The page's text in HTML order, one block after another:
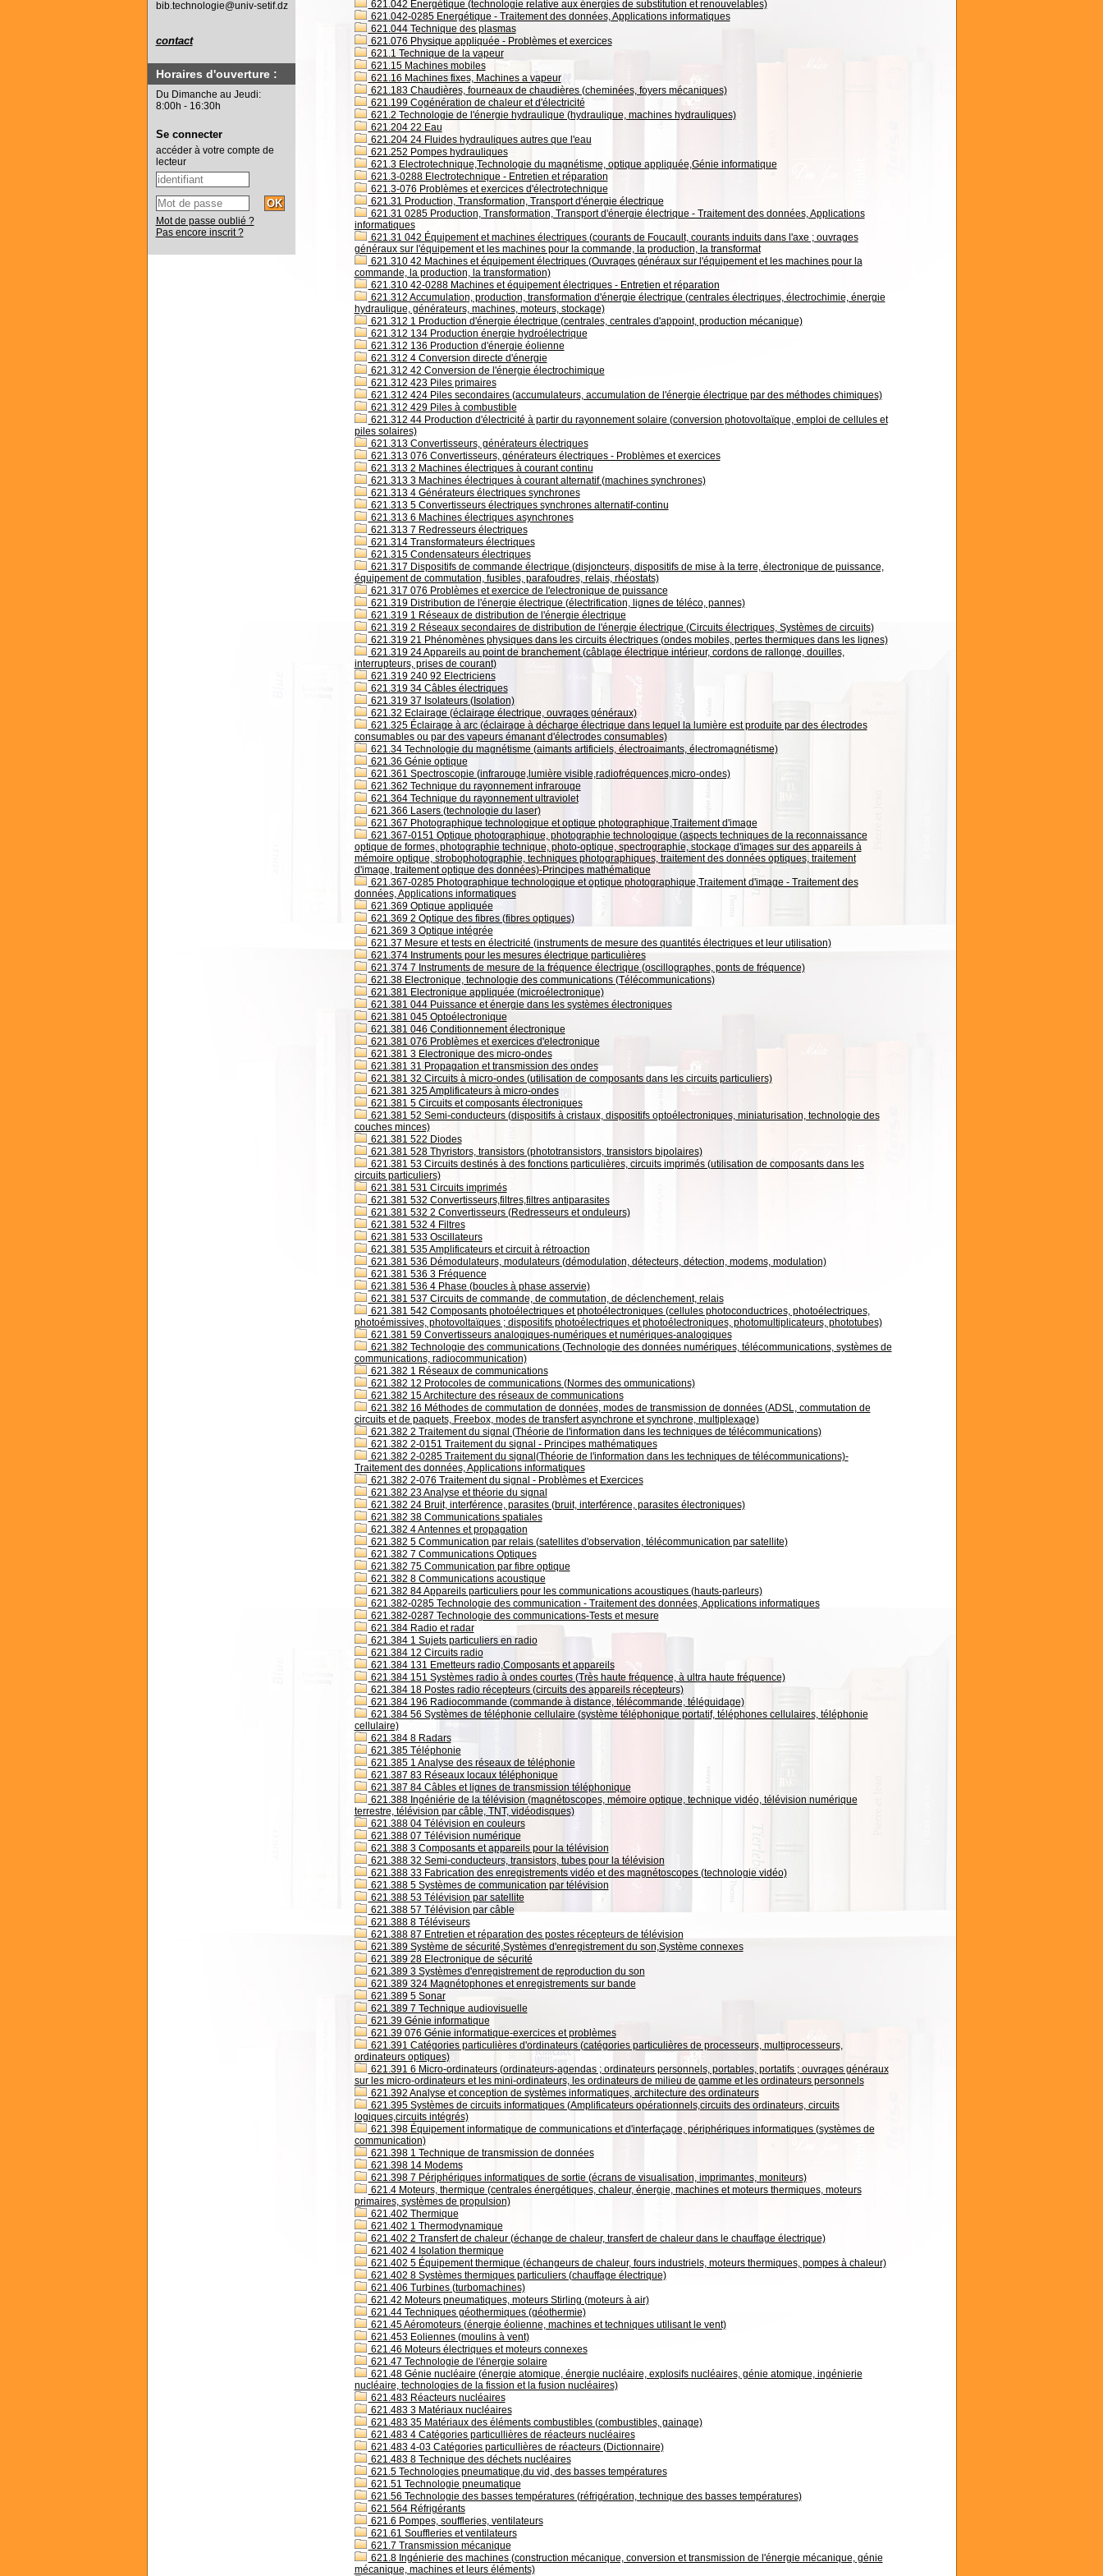
621.042 Énergétique (technologie relative aux énergies de substitution et renouvelables)
621.042-0285 Energétique - Traitement des données, Applications informatiques
621.044 Technique des plasmas
621.076 Physique appliquée - Problèmes et exercices
621.1 Technique de la vapeur
621.15 Machines mobiles
621.16 Machines fixes, Machines a vapeur
621.183 Chaudières, fourneaux de chaudières (cheminées, foyers mécaniques)
621.199 Cogénération de chaleur et d'électricité
621.2 Technologie de l'énergie hydraulique (hydraulique, machines hydrauliques)
621.204 22 Eau
621.204 24 Fluides hydrauliques autres que l'eau
621.252 Pompes hydrauliques
621.3 Electrotechnique,Technologie du magnétisme, optique appliquée,Génie informatique
621.3-0288 Electrotechnique - Entretien et réparation
621.3-076 Problèmes et exercices d'électrotechnique
621.31 Production, Transformation, Transport d'énergie électrique
621.31 0285 Production, Transformation, Transport d'énergie électrique - Traitement des données, Applications
informatiques
621.31 042 Équipement et machines électriques (courants de Foucault, courants induits dans l'axe ; ouvrages
généraux sur l'équipement et les machines pour la commande, la production, la transformat
621.310 42 Machines et équipement électriques (Ouvrages généraux sur l'équipement et les machines pour la
commande, la production, la transformation)
621.310 42-0288 Machines et équipement électriques - Entretien et réparation
621.312 Accumulation, production, transformation d'énergie électrique (centrales électriques, électrochimie, énergie
hydraulique, générateurs, machines, moteurs, stockage)
621.312 1 Production d'énergie électrique (centrales, centrales d'appoint, production mécanique)
621.312 134 Production énergie hydroélectrique
621.312 136 Production d'énergie éolienne
621.312 4 Conversion directe d'énergie
621.312 42 Conversion de l'énergie électrochimique
621.312 423 Piles primaires
621.312 424 Piles secondaires (accumulateurs, accumulation de l'énergie électrique par des méthodes chimiques)
621.312 429 Piles à combustible
621.312 44 Production d'électricité à partir du rayonnement solaire (conversion photovoltaïque, emploi de cellules et
piles solaires)
621.313 Convertisseurs, générateurs électriques
621.313 076 Convertisseurs, générateurs électriques - Problèmes et exercices
621.313 2 Machines électriques à courant continu
621.313 3 Machines électriques à courant alternatif (machines synchrones)
621.313 4 Générateurs électriques synchrones
621.313 5 Convertisseurs électriques synchrones alternatif-continu
621.313 6 Machines électriques asynchrones
621.313 7 Redresseurs électriques
621.314 Transformateurs électriques
621.315 Condensateurs électriques
621.317 Dispositifs de commande électrique (disjoncteurs, dispositifs de mise à la terre, électronique de puissance,
équipement de commutation, fusibles, parafoudres, relais, rhéostats)
621.317 076 Problèmes et exercice de l'electronique de puissance
621.319 Distribution de l'énergie électrique (électrification, lignes de téléco, pannes)
621.319 1 Réseaux de distribution de l'énergie électrique
621.319 2 Réseaux secondaires de distribution de l'énergie électrique (Circuits électriques, Systèmes de circuits)
621.319 21 Phénomènes physiques dans les circuits électriques (ondes mobiles, pertes thermiques dans les lignes)
621.319 24 Appareils au point de branchement (câblage électrique intérieur, cordons de rallonge, douilles,
interrupteurs, prises de courant)
621.319 240 92 Electriciens
621.319 34 Câbles électriques
621.319 37 Isolateurs (Isolation)
621.32 Eclairage (éclairage électrique, ouvrages généraux)
621.325 Éclairage à arc (éclairage à décharge électrique dans lequel la lumière est produite par des électrodes
consumables ou par des vapeurs émanant d'électrodes consumables)
621.34 Technologie du magnétisme (aimants artificiels, électroaimants, électromagnétisme)
621.36 Génie optique
621.361 Spectroscopie (infrarouge,lumière visible,radiofréquences,micro-ondes)
621.362 Technique du rayonnement infrarouge
621.364 Technique du rayonnement ultraviolet
621.366 Lasers (technologie du laser)
621.367 Photographique technologique et optique photographique,Traitement d'image
621.367-0151 Optique photographique, photographie technologique (aspects techniques de la reconnaissance
optique de formes, photographie technique, photo-optique, spectrographie, stockage d'images sur des appareils à
mémoire optique, strobophotographie, techniques photographiques, traitement des données optiques, traitement
d'image, traitement optique des données)-Principes mathématique
621.367-0285 Photographique technologique et optique photographique,Traitement d'image - Traitement des
données, Applications informatiques
621.369 Optique appliquée
621.369 2 Optique des fibres (fibres optiques)
621.369 3 Optique intégrée
621.37 Mesure et tests en électricité (instruments de mesure des quantités électriques et leur utilisation)
621.374 Instruments pour les mesures électrique particulières
621.374 7 Instruments de mesure de la fréquence électrique (oscillographes, ponts de fréquence)
621.38 Electronique, technologie des communications (Télécommunications)
621.381 Electronique appliquée (microélectronique)
621.381 044 Puissance et énergie dans les systèmes électroniques
621.381 045 Optoélectronique
621.381 046 Conditionnement électronique
621.381 076 Problèmes et exercices d'electronique
621.381 3 Electronique des micro-ondes
621.381 31 Propagation et transmission des ondes
621.381 32 Circuits à micro-ondes (utilisation de composants dans les circuits particuliers)
621.381 325 Amplificateurs à micro-ondes
621.381 5 Circuits et composants électroniques
621.381 52 Semi-conducteurs (dispositifs à cristaux, dispositifs optoélectroniques, miniaturisation, technologie des
couches minces)
621.381 522 Diodes
621.381 528 Thyristors, transistors (phototransistors, transistors bipolaires)
621.381 53 Circuits destinés à des fonctions particulières, circuits imprimés (utilisation de composants dans les
circuits particuliers)
621.381 531 Circuits imprimés
621.381 532 Convertisseurs,filtres,filtres antiparasites
621.381 532 2 Convertisseurs (Redresseurs et onduleurs)
621.381 532 4 Filtres
621.381 533 Oscillateurs
621.381 535 Amplificateurs et circuit à rétroaction
621.381 536 Démodulateurs, modulateurs (démodulation, détecteurs, détection, modems, modulation)
621.381 536 3 Fréquence
621.381 536 4 Phase (boucles à phase asservie)
621.381 537 Circuits de commande, de commutation, de déclenchement, relais
621.381 542 Composants photoélectriques et photoélectroniques (cellules photoconductrices, photoélectriques,
photoémissives, photovoltaïques ; dispositifs photoélectriques et photoélectroniques, photomultiplicateurs, phototubes)
621.381 59 Convertisseurs analogiques-numériques et numériques-analogiques
621.382 Technologie des communications (Technologie des données numériques, télécommunications, systèmes de
communications, radiocommunication)
621.382 1 Réseaux de communications
621.382 12 Protocoles de communications (Normes des ommunications)
621.382 15 Architecture des réseaux de communications
621.382 16 Méthodes de commutation de données, modes de transmission de données (ADSL, commutation de
circuits et de paquets, Freebox, modes de transfert asynchrone et synchrone, multiplexage)
621.382 2 Traitement du signal (Théorie de l'information dans les techniques de télécommunications)
621.382 2-0151 Traitement du signal - Principes mathématiques
621.382 2-0285 Traitement du signal(Théorie de l'information dans les techniques de télécommunications)-
Traitement des données, Applications informatiques
621.382 2-076 Traitement du signal - Problèmes et Exercices
621.382 23 Analyse et théorie du signal
621.382 24 Bruit, interférence, parasites (bruit, interférence, parasites électroniques)
621.382 38 Communications spatiales
621.382 4 Antennes et propagation
621.382 5 Communication par relais (satellites d'observation, télécommunication par satellite)
621.382 7 Communications Optiques
621.382 75 Communication par fibre optique
621.382 8 Communications acoustique
621.382 84 Appareils particuliers pour les communications acoustiques (hauts-parleurs)
621.382-0285 Technologie des communication - Traitement des données, Applications informatiques
621.382-0287 Technologie des communications-Tests et mesure
621.384 Radio et radar
621.384 1 Sujets particuliers en radio
621.384 12 Circuits radio
621.384 131 Emetteurs radio,Composants et appareils
621.384 151 Systèmes radio à ondes courtes (Très haute fréquence, à ultra haute fréquence)
621.384 18 Postes radio récepteurs (circuits des appareils récepteurs)
621.384 196 Radiocommande (commande à distance, télécommande, téléguidage)
621.384 56 Systèmes de téléphonie cellulaire (système téléphonique portatif, téléphones cellulaires, téléphonie
cellulaire)
621.384 8 Radars
621.385 Téléphonie
621.385 1 Analyse des réseaux de téléphonie
621.387 83 Réseaux locaux téléphonique
621.387 84 Câbles et lignes de transmission téléphonique
621.388 Ingéniérie de la télévision (magnétoscopes, mémoire optique, technique vidéo, télévision numérique
terrestre, télévision par câble, TNT, vidéodisques)
621.388 04 Télévision en couleurs
621.388 07 Télévision numérique
621.388 3 Composants et appareils pour la télévision
621.388 32 Semi-conducteurs, transistors, tubes pour la télévision
621.388 33 Fabrication des enregistrements vidéo et des magnétoscopes (technologie vidéo)
621.388 5 Systèmes de communication par télévision
621.388 53 Télévision par satellite
621.388 57 Télévision par câble
621.388 8 Téléviseurs
621.388 87 Entretien et réparation des postes récepteurs de télévision
621.389 Système de sécurité,Systèmes d'enregistrement du son,Système connexes
621.389 28 Electronique de sécurité
621.389 3 Systèmes d'enregistrement de reproduction du son
621.389 324 Magnétophones et enregistrements sur bande
621.389 5 Sonar
621.389 7 Technique audiovisuelle
621.39 Génie informatique
621.39 076 Génie informatique-exercices et problèmes
621.391 Catégories particulières d'ordinateurs (catégories particulières de processeurs, multiprocesseurs,
ordinateurs optiques)
621.391 6 Micro-ordinateurs (ordinateurs-agendas ; ordinateurs personnels, portables, portatifs ; ouvrages généraux
sur les micro-ordinateurs et les mini-ordinateurs, les ordinateurs de milieu de gamme et les ordinateurs personnels
621.392 Analyse et conception de systèmes informatiques, architecture des ordinateurs
621.395 Systèmes de circuits informatiques (Amplificateurs opérationnels,circuits des ordinateurs, circuits
logiques,circuits intégrés)
621.398 Équipement informatique de communications et d'interfaçage, périphériques informatiques (systèmes de
communication)
621.398 1 Technique de transmission de données
621.398 14 Modems
621.398 7 Périphériques informatiques de sortie (écrans de visualisation, imprimantes, moniteurs)
621.4 Moteurs, thermique (centrales énergétiques, chaleur, énergie, machines et moteurs thermiques, moteurs
primaires, systèmes de propulsion)
621.402 Thermique
621.402 1 Thermodynamique
621.402 2 Transfert de chaleur (échange de chaleur, transfert de chaleur dans le chauffage électrique)
621.402 4 Isolation thermique
621.402 5 Équipement thermique (échangeurs de chaleur, fours industriels, moteurs thermiques, pompes à chaleur)
621.402 8 Systèmes thermiques particuliers (chauffage électrique)
621.406 Turbines (turbomachines)
621.42 Moteurs pneumatiques, moteurs Stirling (moteurs à air)
621.44 Techniques géothermiques (géothermie)
621.45 Aéromoteurs (énergie éolienne, machines et techniques utilisant le vent)
621.453 Eoliennes (moulins à vent)
621.46 Moteurs électriques et moteurs connexes
621.47 Technologie de l'énergie solaire
621.48 Génie nucléaire (énergie atomique, énergie nucléaire, explosifs nucléaires, génie atomique, ingénierie
nucléaire, technologies de la fission et la fusion nucléaires)
621.483 Réacteurs nucléaires
621.483 3 Matériaux nucléaires
621.483 35 Matériaux des éléments combustibles (combustibles, gainage)
621.483 4 Catégories particullières de réacteurs nucléaires
621.483 4-03 Catégories particullières de réacteurs (Dictionnaire)
621.483 8 Technique des déchets nucléaires
621.5 Technologies pneumatique,du vid, des basses températures
621.51 Technologie pneumatique
621.56 Technologie des basses températures (réfrigération, technique des basses températures)
621.564 Réfrigérants
621.6 Pompes, souffleries, ventilateurs
621.61 Souffleries et ventilateurs
621.7 Transmission mécanique
621.8 Ingénierie des machines (construction mécanique, conversion et transmission de l'énergie mécanique, génie
mécanique, machines et leurs éléments)
bib.technologie@univ-setif.dz
contact
Horaires d'ouverture :
Du Dimanche au Jeudi:
8:00h - 16:30h
Se connecter
accéder à votre compte de
lecteur
Mot de passe oublié ?
Pas encore inscrit ?